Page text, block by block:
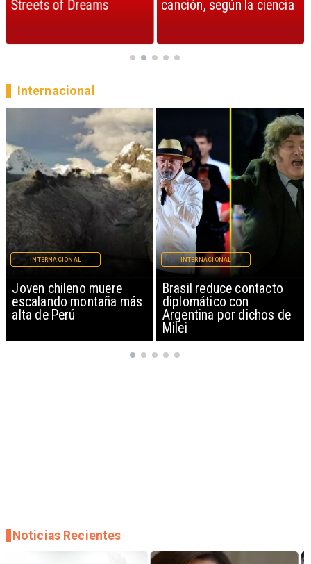
Streets of Dreams
canción, según la ciencia
Brasil reduce contacto
diplomático con
Argentina por dichos de
INTERNACIONAL
China restringe
exportación de drones a
EEUU y sanciona
empresas
INTERNACIONAL
Internacional
Noticias Recientes